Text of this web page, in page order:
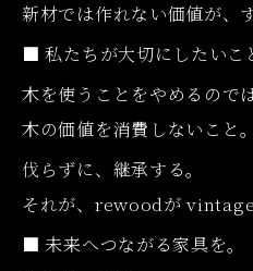
新材では作れない価値が、
■ 私たちが大切にしたいこ
木を使うことをやめるので
木の価値を消費しないこと。
伐らずに、継承する。
それが、rewoodが vintage
■ 未来へつながる家具を。